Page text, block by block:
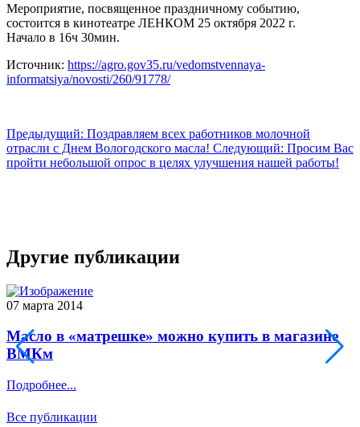
Мероприятие, посвященное праздничному событию,
состоится в кинотеатре ЛЕНКОМ 25 октября 2022 г.
Начало в 16ч 30мин.
Источник: https://agro.gov35.ru/vedomstvennaya-
informatsiya/novosti/260/91778/
Предыдущий: Поздравляем всех работников молочной
отрасли с Днем Вологодского масла! Следующий: Просим Вас
пройти небольшой опрос в целях улучшения нашей работы!
Другие публикации
07 марта 2014
Масло в «матрешке» можно купить в магазине
ВМКм
Подробнее...
Все публикации